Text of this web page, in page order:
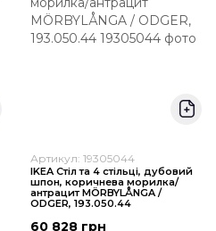
Артикул: 19305044
IKEA Стіл та 4 стільці, дубовий
шпон, коричнева морилка/
антрацит MÖRBYLÅNGA /
ODGER, 193.050.44
60 828 грн